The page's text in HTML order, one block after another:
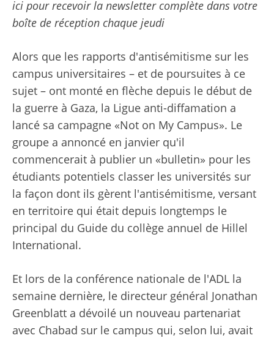
ici pour recevoir la newsletter complète dans votre
boîte de réception chaque jeudi
Alors que les rapports d'antisémitisme sur les
campus universitaires – et de poursuites à ce
sujet – ont monté en flèche depuis le début de
la guerre à Gaza, la Ligue anti-diffamation a
lancé sa campagne «Not on My Campus». Le
groupe a annoncé en janvier qu'il
commencerait à publier un «bulletin» pour les
étudiants potentiels classer les universités sur
la façon dont ils gèrent l'antisémitisme, versant
en territoire qui était depuis longtemps le
principal du Guide du collège annuel de Hillel
International.
Et lors de la conférence nationale de l'ADL la
semaine dernière, le directeur général Jonathan
Greenblatt a dévoilé un nouveau partenariat
avec Chabad sur le campus qui, selon lui, avait